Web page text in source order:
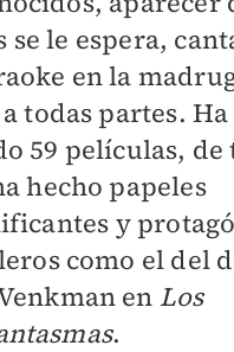
se le espera,
en la
todas partes. Ha
59 películas, de
hecho papeles
y
como el del
en Los
.